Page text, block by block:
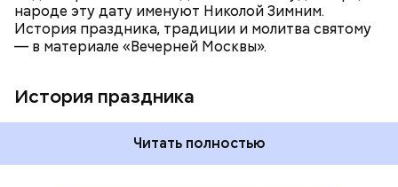
народе эту дату именуют Николой Зимним.
История праздника, традиции и молитва святому
— в материале «Вечерней Москвы».
История праздника
Читать полностью